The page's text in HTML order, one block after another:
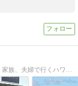
2023年8月のハワイ旅行レポート更新中！家族、夫婦で行くハワイ旅行ブログ。美味しい食事や素敵なお店で買い物、癒し・絶景スポット、ホテルにお土産、ハワイ情報満載です。暮らしの中ので感じるハワイもお伝えします。